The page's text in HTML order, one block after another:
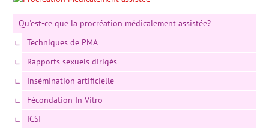
Qu'est-ce que la procréation médicalement assistée?
Techniques de PMA
Rapports sexuels dirigés
Insémination artificielle
Fécondation In Vitro
ICSI